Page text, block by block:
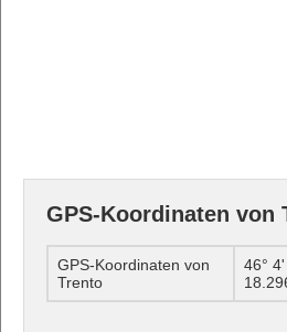
GPS-Koordinaten von
GPS-Koordinaten von
Trento
46°